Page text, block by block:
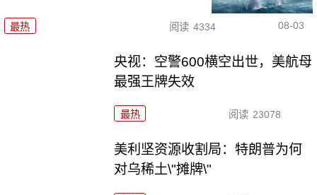
最热 阅读 4334 08-03
央视：空警600横空出世，美航母
最强王牌失效
最热 阅读 23078
美利坚资源收割局：特朗普为何
对乌稀土\"摊牌\"